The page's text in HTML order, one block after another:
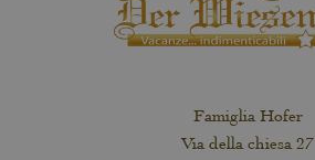
Famiglia Hofer
Via della chiesa 27